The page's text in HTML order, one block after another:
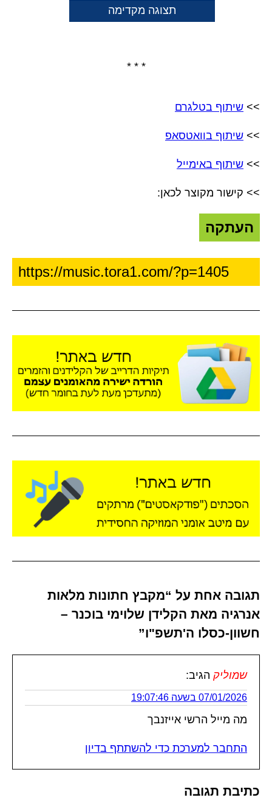
תצוגה מקדימה
* * *
>> שיתוף בטלגרם
>> שיתוף בוואטסאפ
>> שיתוף באימייל
>> קישור מקוצר לכאן:
העתקה
תגובה אחת על “מקבץ חתונות מלאות
אנרגיה מאת הקלידן שלוימי בוכנר –
חשוון-כסלו ה'תשפ"ו”
שמוליק הגיב:
07/01/2026 בשעה 19:07:46
מה מייל הרשי אייזנבך
התחבר למערכת כדי להשתתף בדיון
כתיבת תגובה